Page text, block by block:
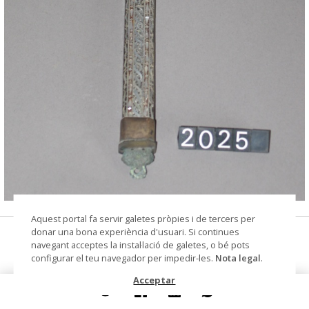
© Arxiu Fotogràfic del Consorci del Patrimoni de
Sitges
creu
Col·lecció Col. Dr. Jesús Pérez-Rosales
Aquest portal fa servir galetes pròpies i de tercers per
donar una bona experiència d'usuari. Si continues
navegant acceptes la instal·lació de galetes, o bé pots
configurar el teu navegador per impedir-les. Nota legal.
Acceptar